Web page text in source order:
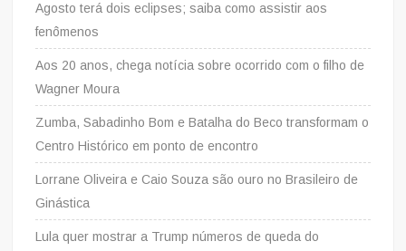
Agosto terá dois eclipses; saiba como assistir aos
fenômenos
Aos 20 anos, chega notícia sobre ocorrido com o filho de
Wagner Moura
Zumba, Sabadinho Bom e Batalha do Beco transformam o
Centro Histórico em ponto de encontro
Lorrane Oliveira e Caio Souza são ouro no Brasileiro de
Ginástica
Lula quer mostrar a Trump números de queda do